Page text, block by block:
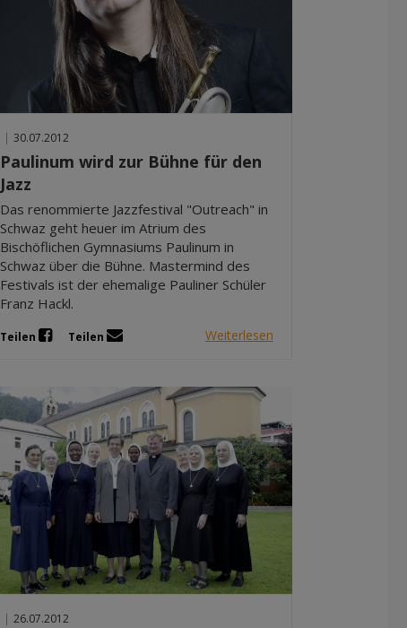
| 30.07.2012
Paulinum wird zur Bühne für den
Jazz
Das renommierte Jazzfestival "Outreach" in
Schwaz geht heuer im Atrium des
Bischöflichen Gymnasiums Paulinum in
Schwaz über die Bühne. Mastermind des
Festivals ist der ehemalige Pauliner Schüler
Franz Hackl.
Teilen Teilen Weiterlesen
| 26.07.2012